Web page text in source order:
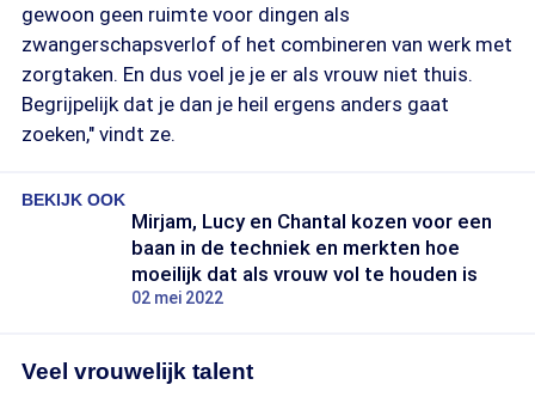
gewoon geen ruimte voor dingen als
zwangerschapsverlof of het combineren van werk met
zorgtaken. En dus voel je je er als vrouw niet thuis.
Begrijpelijk dat je dan je heil ergens anders gaat
zoeken," vindt ze.
BEKIJK OOK
Mirjam, Lucy en Chantal kozen voor een
baan in de techniek en merkten hoe
moeilijk dat als vrouw vol te houden is
02 mei 2022
Veel vrouwelijk talent